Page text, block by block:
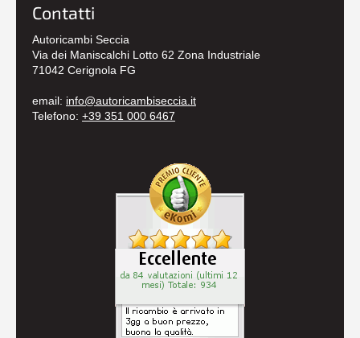
Contatti
Autoricambi Seccia
Via dei Maniscalchi Lotto 62 Zona Industriale
71042 Cerignola FG
email: info@autoricambiseccia.it
Telefono: +39 351 000 6467